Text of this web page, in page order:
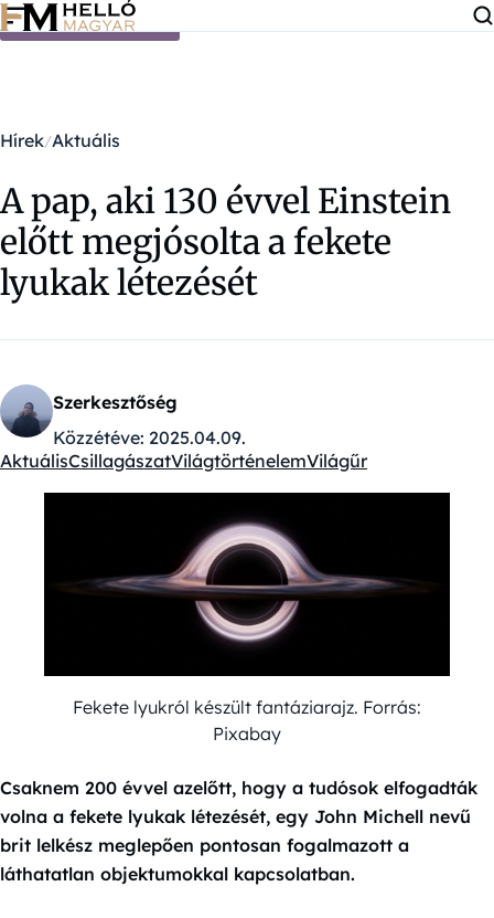
Ugrás a tartalomra
Hírek Aktuális
A pap, aki 130 évvel Einstein
előtt megjósolta a fekete
lyukak létezését
Szerkesztőség
Közzétéve: 2025.04.09.
Kategóriák:
AktuálisCsillagászatVilágtörténelemVilágűr
Fekete lyukról készült fantáziarajz. Forrás:
Pixabay
Csaknem 200 évvel azelőtt, hogy a tudósok elfogadták
volna a fekete lyukak létezését, egy John Michell nevű
brit lelkész meglepően pontosan fogalmazott a
láthatatlan objektumokkal kapcsolatban.